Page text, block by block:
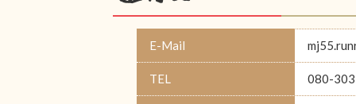
E-Mail
TEL 080-